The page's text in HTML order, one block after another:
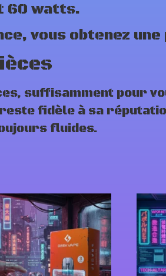
60 watts.
vous obtenez
suffisamment pour
reste fidèle à sa
fluides.